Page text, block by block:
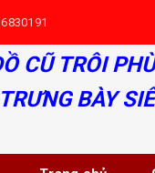
CŨ TRÔI
TRƯNG BÀY